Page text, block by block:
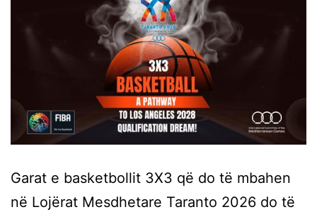
Garat e basketbollit 3X3 që do të mbahen
në Lojërat Mesdhetare Taranto 2026 do të